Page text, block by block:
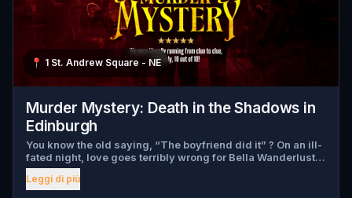
📍 1 St. Andrew Square - NE
Murder Mystery: Death in the Shadows in
Edinburgh
You know the old saying, “The boyfriend did it” ? On an ill-
fated night, love goes terribly wrong for Bella Wanderlust
and Walter Bridges . Bella, a famous travel blogger, was
found dead during a ghost tour led by the theatrical Percy
Leggi di più